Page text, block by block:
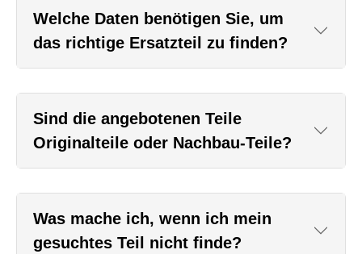
Welche Daten benötigen Sie, um
das richtige Ersatzteil zu finden?
Sind die angebotenen Teile
Originalteile oder Nachbau-Teile?
Was mache ich, wenn ich mein
gesuchtes Teil nicht finde?